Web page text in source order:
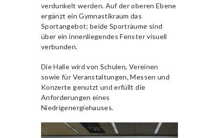
verdunkelt werden. Auf der oberen Ebene
ergänzt ein Gymnastikraum das
Sportangebot; beide Sporträume sind
über ein innenliegendes Fenster visuell
verbunden.
Die Halle wird von Schulen, Vereinen
sowie für Veranstaltungen, Messen und
Konzerte genutzt und erfüllt die
Anforderungen eines
Niedrigenergiehauses.